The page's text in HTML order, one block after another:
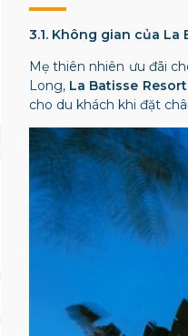
3.1. Không gian của La
Mẹ thiên nhiên ưu đãi
Long, La Batisse Resort
cho du khách khi đặt